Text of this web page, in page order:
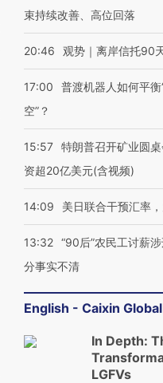
束持续改善、高位回落
20:46 观势｜离岸信托90
17:00
普渡机器人如何平衡
空”？
15:57 特朗普召开矿业圆
资超20亿美元(含视频)
14:09 美日联合干预汇率
13:32 “90后”农民工讨薪
分事实不清
English - Caixin Global
In Depth:
LGFVs